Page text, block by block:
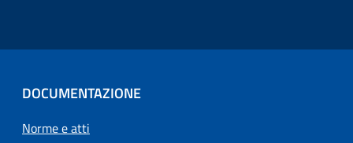
DOCUMENTAZIONE
Norme e atti